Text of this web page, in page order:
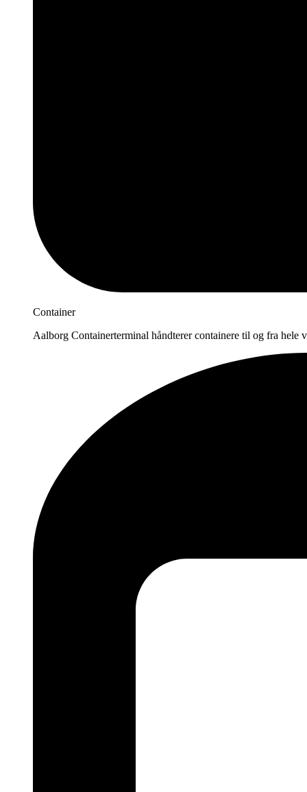
Container
Aalborg Containerterminal håndterer containere til og fra hele